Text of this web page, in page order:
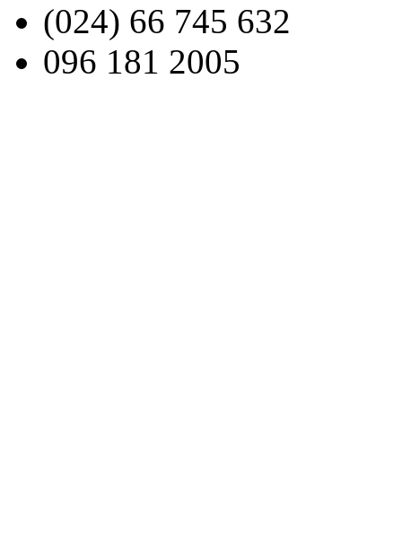
(024) 66 745 632
096 181 2005